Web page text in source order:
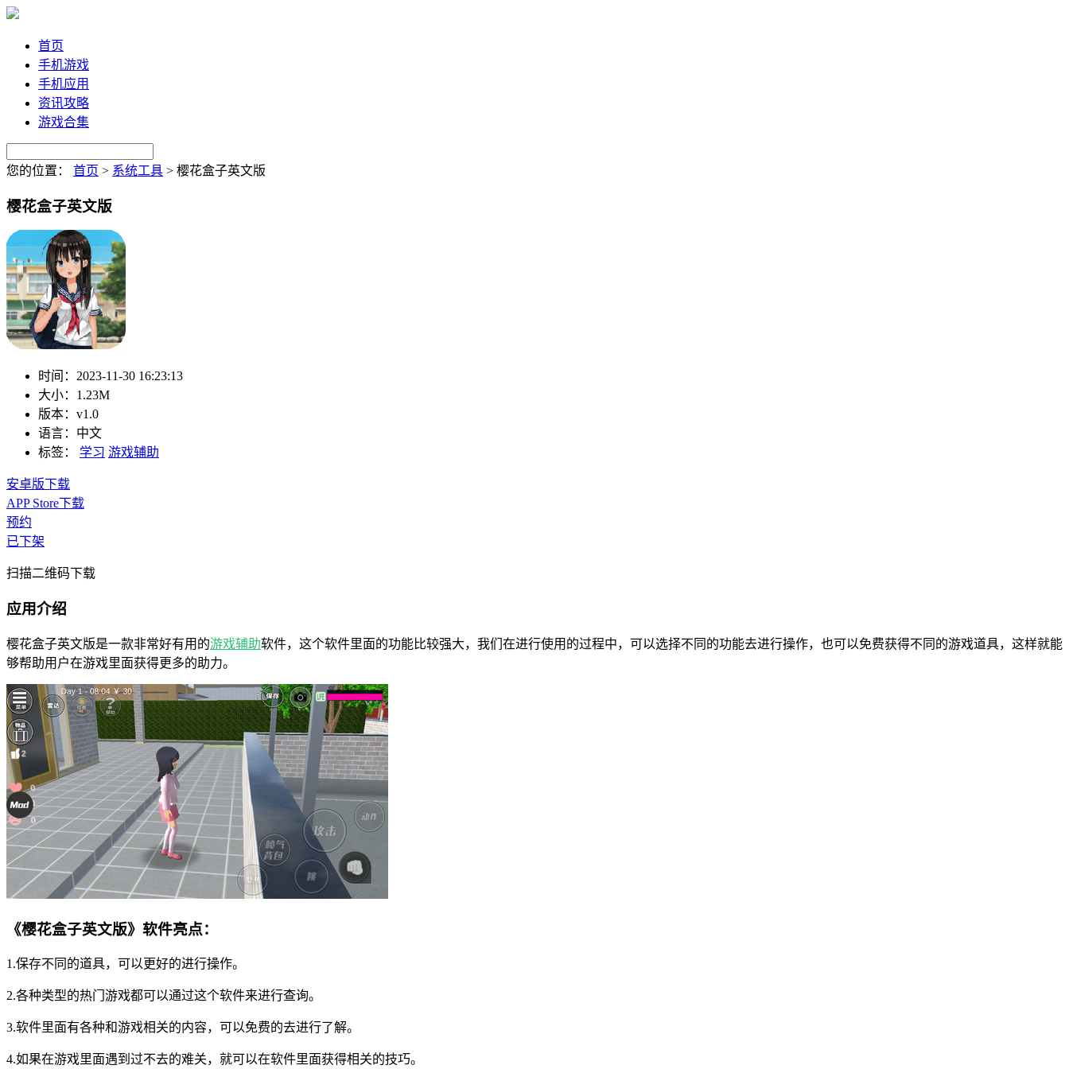
首页
手机游戏
手机应用
资讯攻略
游戏合集
您的位置： 首页 > 系统工具 > 樱花盒子英文版
樱花盒子英文版
时间： 2023-11-30 16:23:13
大小： 1.23M
版本： v1.0
语言： 中文
标签：
学习 游戏辅助
安卓版下载
APP Store下载
预约
已下架
扫描二维码下载
应用介绍
樱花盒子英文版是一款非常好有用的游戏辅助软件，这个软件里面的功能比较强大，我们在进行使用的过程中，可以选择不同的功能去进行操作，也可以免费获得不同的游戏道具，这样就能
够帮助用户在游戏里面获得更多的助力。
《樱花盒子英文版》软件亮点：
1.保存不同的道具，可以更好的进行操作。
2.各种类型的热门游戏都可以通过这个软件来进行查询。
3.软件里面有各种和游戏相关的内容，可以免费的去进行了解。
4.如果在游戏里面遇到过不去的难关，就可以在软件里面获得相关的技巧。